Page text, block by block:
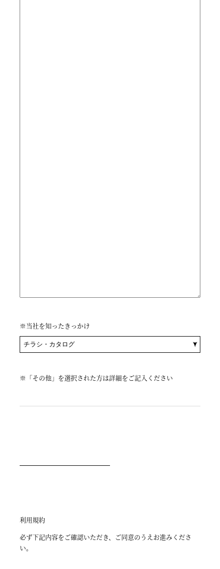
※当社を知ったきっかけ
※「その他」を選択された方は詳細をご記入ください
利用規約
必ず下記内容をご確認いただき、ご同意のうえお進みくださ
い。